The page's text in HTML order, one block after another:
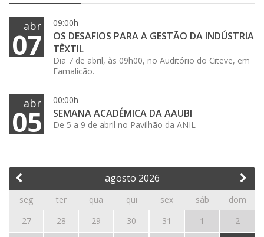
abr
07
09:00h
OS DESAFIOS PARA A GESTÃO DA INDÚSTRIA
TÊXTIL
Dia 7 de abril, às 09h00, no Auditório do Citeve, em
Famalicão.
abr
05
00:00h
SEMANA ACADÉMICA DA AAUBI
De 5 a 9 de abril no Pavilhão da ANIL
agosto 2026
seg ter qua qui sex sáb
dom
27
28 29 30 31 1
2